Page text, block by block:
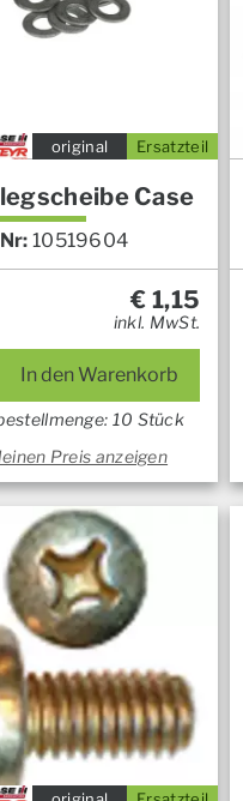
Ersatzteil
original
Case
10519604
€ 1,15
inkl. MwSt.
In den Warenkorb
10 Stück
Preis anzeigen